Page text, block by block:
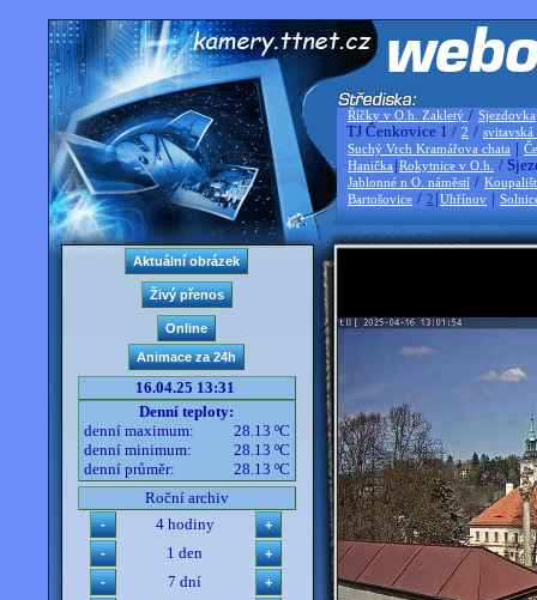
Říčky v O.h. Zakletý / Sjezdovka
TJ Čenkovice 1 / 2 / svitavská
Suchý Vrch Kramářova chata |
Hanička |Rokytnice v O.h. /
Jablonné n O. náměstí /
Bartošovice / 2 |Uhřínov |
16.04.25 13:31
Denní teploty:
denní maximum:
28.13 ºC
denní minimum:
28.13 ºC
denní průměr:
28.13 ºC
Roční archiv
4 hodiny
1 den
7 dní